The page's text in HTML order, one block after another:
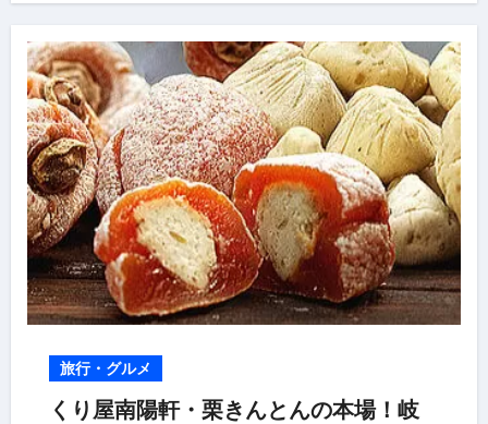
旅行・グルメ
くり屋南陽軒・栗きんとんの本場！岐